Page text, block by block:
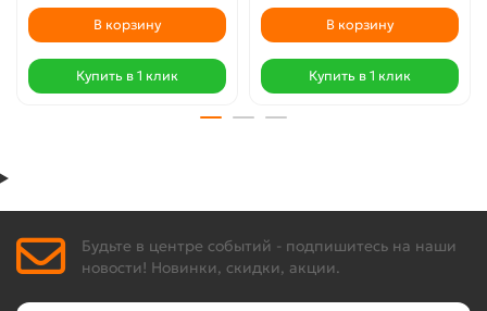
В корзину
Купить в 1 клик
В корзину
Купить в 1 клик
Будьте в центре событий - подпишитесь на наши
новости! Новинки, скидки, акции.